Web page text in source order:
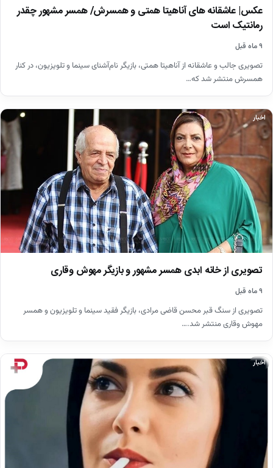
عکس| عاشقانه های آناهیتا همتی و همسرش/ همسر مشهور چقدر
رمانتیک است
۹ ماه قبل
تصویری جالب و عاشقانه از آناهیتا همتی، بازیگر نام‌آشنای سینما و تلویزیون، در کنار
همسرش منتشر شد که…
اخبار
تصویری از خانه ابدی همسر مشهور و بازیگر مهوش وقاری
۹ ماه قبل
تصویری از سنگ قبر محسن قاضی مرادی، بازیگر فقید سینما و تلویزیون و همسر
مهوش وقاری منتشر شد.…
اخبار